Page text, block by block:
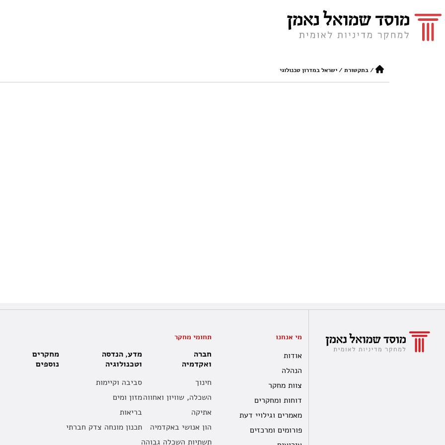
/בתקשורת /ישראל במדרון טכנולוגי
מי אנחנו
אודות
הנהלה
צוות מחקר
דוחות ומחקרים
מאמרים וגילויי דעת
פורומים ומרכזים
תחומי מחקר
חברה
ואקדמיה
חינוך
השכלה, שוויון ואחווה
אתיקה
הון אנושי באקדמיה
תשתיות השכלה גבוהה
מדע, הנדסה
וטכנולוגיה
סביבה וקיימות
מזון ומים
בריאות
תכנון מונחה צדק חברתי
מחקרים
נוספים